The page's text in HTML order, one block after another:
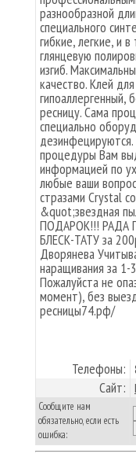
разнообразной
специального
гибкие, легкие, и
глянцевую
изгиб.
качество. Клей
гипоаллергенный,
ресницу. Сама
специально
процедуры Вам
информацией по
любые ваши
стразами Crystal
&quot;звездная
ПОДАРОК!!! РАДА
БЛЕСК-ТАТУ за
Дворянева
наращивания за
Пожалуйста не
момент), без
ресницы74.рф/
Телефоны:
Сайт:
Сообщите нам
обязательно, если есть
ошибка: